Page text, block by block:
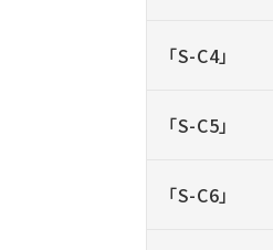
「S-C4」
「S-C5」
「S-C6」